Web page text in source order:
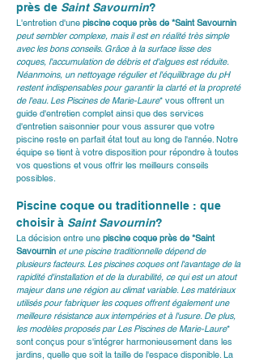
près de Saint Savournin?
L'entretien d'une piscine coque près de *Saint Savournin
peut sembler complexe, mais il est en réalité très simple
avec les bons conseils. Grâce à la surface lisse des
coques, l'accumulation de débris et d'algues est réduite.
Néanmoins, un nettoyage régulier et l'équilibrage du pH
restent indispensables pour garantir la clarté et la propreté
de l'eau. Les Piscines de Marie-Laure* vous offrent un
guide d'entretien complet ainsi que des services
d'entretien saisonnier pour vous assurer que votre
piscine reste en parfait état tout au long de l'année. Notre
équipe se tient à votre disposition pour répondre à toutes
vos questions et vous offrir les meilleurs conseils
possibles.
Piscine coque ou traditionnelle : que
choisir à Saint Savournin?
La décision entre une piscine coque près de *Saint
Savournin et une piscine traditionnelle dépend de
plusieurs facteurs. Les piscines coques ont l'avantage de la
rapidité d'installation et de la durabilité, ce qui est un atout
majeur dans une région au climat variable. Les matériaux
utilisés pour fabriquer les coques offrent également une
meilleure résistance aux intempéries et à l'usure. De plus,
les modèles proposés par Les Piscines de Marie-Laure*
sont conçus pour s'intégrer harmonieusement dans les
jardins, quelle que soit la taille de l'espace disponible. La